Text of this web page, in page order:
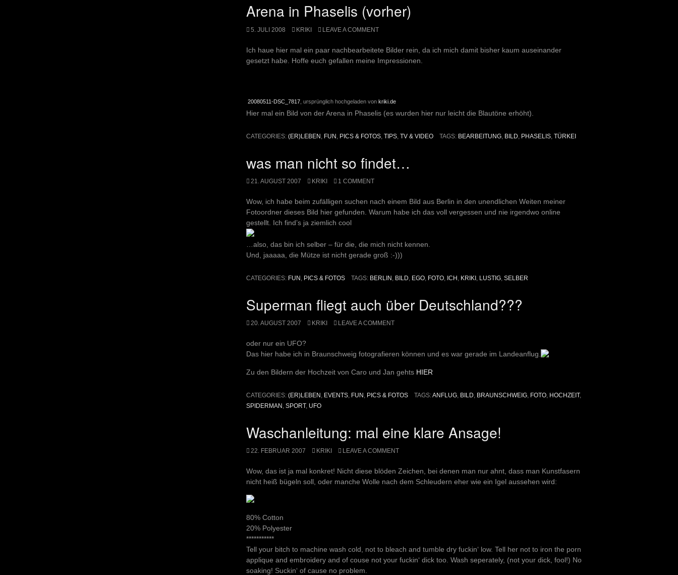
Arena in Phaselis (vorher)
5. JULI 2008 KRIKI LEAVE A COMMENT
Ich haue hier mal ein paar nachbearbeitete Bilder rein, da ich mich damit bisher kaum auseinander
gesetzt habe. Hoffe euch gefallen meine Impressionen.
20080511-DSC_7817 , ursprünglich hochgeladen von kriki.de
Hier mal ein Bild von der Arena in Phaselis (es wurden hier nur leicht die Blautöne erhöht).
CATEGORIES: (ER)LEBEN FUN PICS & FOTOS TIPS TV & VIDEO TAGS: BEARBEITUNG, BILD PHASELIS, TÜRKEI
was man nicht so findet…
21. AUGUST 2007 KRIKI 1 COMMENT
Wow, ich habe beim zufälligen suchen nach einem Bild aus Berlin in den unendlichen Weiten meiner
Fotoordner dieses Bild hier gefunden. Warum habe ich das voll vergessen und nie irgendwo online
gestellt. Ich find’s ja ziemlich cool
…also, das bin ich selber – für die, die mich nicht kennen.
Und, jaaaaa, die Mütze ist nicht gerade groß :-)))
CATEGORIES: FUN PICS & FOTOS TAGS: BERLIN BILD EGO, FOTO, ICH KRIKI, LUSTIG, SELBER
Superman fliegt auch über Deutschland???
20. AUGUST 2007 KRIKI LEAVE A COMMENT
oder nur ein UFO?
Das hier habe ich in Braunschweig fotografieren können und es war gerade im Landeanflug.
Zu den Bildern der Hochzeit von Caro und Jan gehts HIER
CATEGORIES: (ER)LEBEN , EVENTS, FUN , PICS & FOTOS TAGS:ANFLUG, BILD, BRAUNSCHWEIG, FOTO, HOCHZEIT,
SPIDERMAN , SPORT, UFO
Waschanleitung: mal eine klare Ansage!
22. FEBRUAR 2007 KRIKI LEAVE A COMMENT
Wow, das ist ja mal konkret! Nicht diese blöden Zeichen, bei denen man nur ahnt, dass man Kunstfasern
nicht heiß bügeln soll, oder manche Wolle nach dem Schleudern eher wie ein Igel aussehen wird:
80% Cotton
20% Polyester
***********
Tell your bitch to machine wash cold, not to bleach and tumble dry fuckin‘ low. Tell her not to iron the porn
applique and embroidery and of couse not your fuckin‘ dick too. Wash seperately, (not your dick, fool!) No
soaking! Suckin‘ of cause no problem.